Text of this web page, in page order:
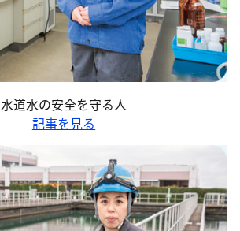
水道水の安全を守る人
記事を見る